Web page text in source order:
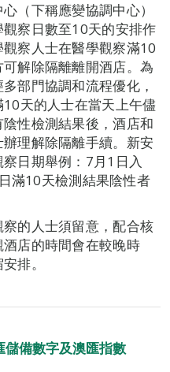
（下稱應變協調中心）
察日數至10天的安排作
察人士在醫學觀察滿10
解除隔離離開酒店。為
部門協調和流程優化，
天的人士在當天上午儘
性檢測結果後，酒店和
理解除隔離手續。新安
日期舉例：7月1日入
滿10天檢測結果陰性者
的人士須留意，配合核
店的時間會在較晚時
排。
備數字及澳匯指數